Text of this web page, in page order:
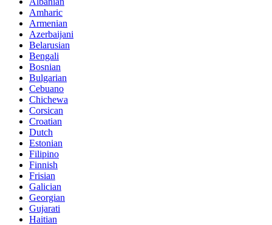
Amharic
Armenian
Azerbaijani
Belarusian
Bengali
Bosnian
Bulgarian
Cebuano
Chichewa
Corsican
Croatian
Dutch
Estonian
Filipino
Finnish
Frisian
Galician
Georgian
Gujarati
Haitian